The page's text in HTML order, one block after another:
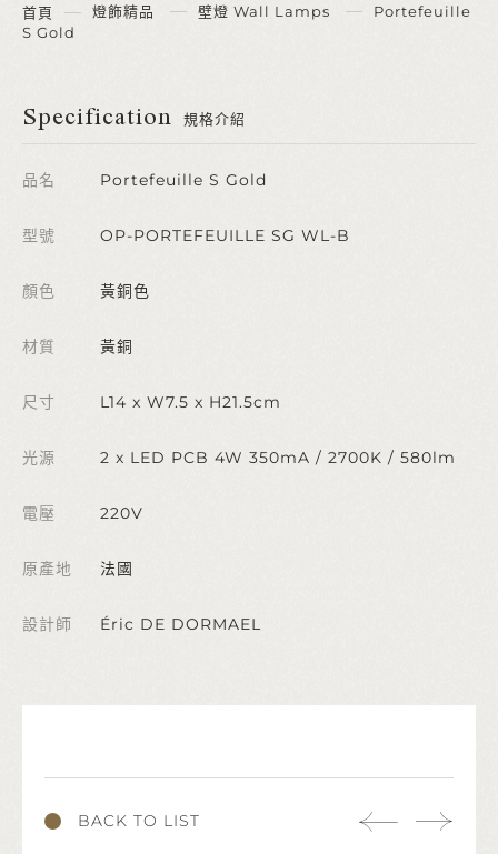
首頁 燈飾精品 壁燈 Wall Lamps
Portefeuille
S Gold
Specification 規格介紹
品名 Portefeuille S Gold
型號 OP-PORTEFEUILLE SG WL-B
顏色 黃銅色
材質 黃銅
尺寸 L14 x W7.5 x H21.5cm
光源 2 x LED PCB 4W 350mA / 2700K / 580lm
電壓 220V
原產地 法國
設計師 Éric DE DORMAEL
BACK TO LIST